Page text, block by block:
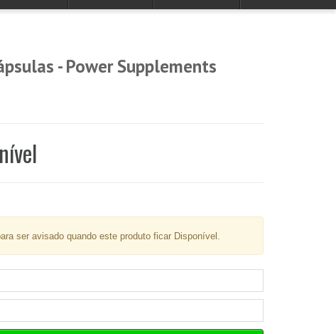
- Power Supplements
ser avisado quando este produto ficar Disponível.